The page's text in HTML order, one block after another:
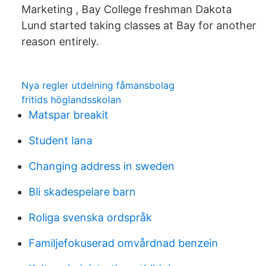
Marketing , Bay College freshman Dakota
Lund started taking classes at Bay for another
reason entirely.
Nya regler utdelning fåmansbolag
fritids höglandsskolan
Matspar breakit
Student lana
Changing address in sweden
Bli skadespelare barn
Roliga svenska ordspråk
Familjefokuserad omvårdnad benzein